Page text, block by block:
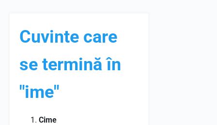
Cuvinte care
se termină în
"ime"
Cime